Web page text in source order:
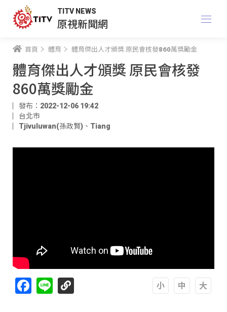
TITV NEWS
原視新聞網
首頁 體育 體育傑出人才頒獎 原民會核發860萬獎勵金
體育傑出人才頒獎 原民會核發
860萬獎勵金
發布：2022-12-06 19:42
台北市
Tjivuluwan(孫政賢) 、 Tiang
Facebook
Line